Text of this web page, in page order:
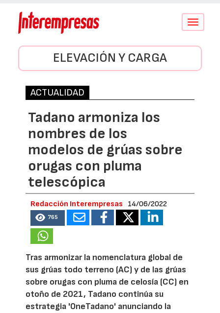
Conmutar
ELEVACIÓN Y CARGA
ACTUALIDAD
Tadano armoniza los
nombres de los
modelos de grúas sobre
orugas con pluma
telescópica
Redacción Interempresas 14/06/2022
765
Tras armonizar la nomenclatura global de
sus grúas todo terreno (AC) y de las grúas
sobre orugas con pluma de celosía (CC) en
otoño de 2021, Tadano continúa su
estrategia 'OneTadano' anunciando la